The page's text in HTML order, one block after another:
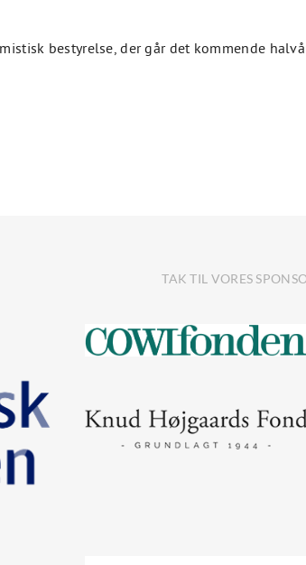
bestyrelse, der går det kommende
TAK TIL VORES